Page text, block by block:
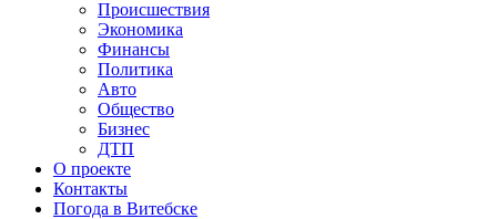
Происшествия
Экономика
Финансы
Политика
Авто
Общество
Бизнес
ДТП
О проекте
Контакты
Погода в Витебске